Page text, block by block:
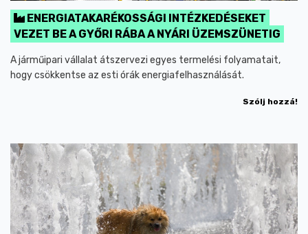
ENERGIATAKARÉKOSSÁGI INTÉZKEDÉSEKET
VEZET BE A GYŐRI RÁBA A NYÁRI ÜZEMSZÜNETIG
A járműipari vállalat átszervezi egyes termelési folyamatait,
hogy csökkentse az esti órák energiafelhasználását.
Szólj hozzá!